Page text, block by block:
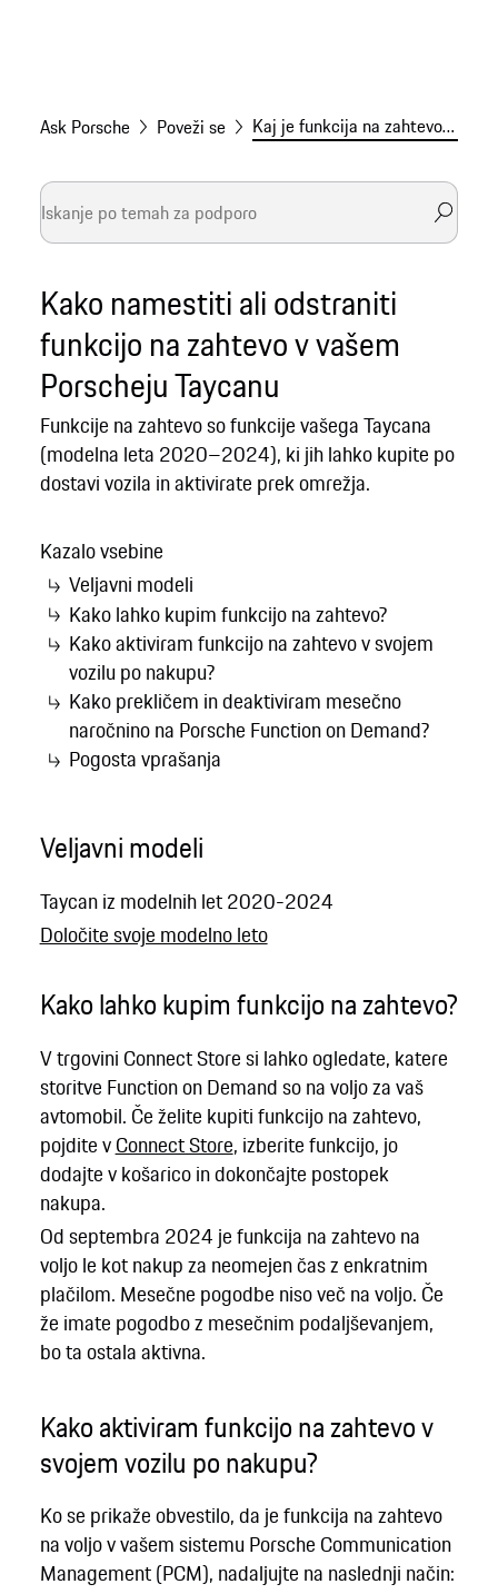
Ask Porsche Poveži se Kaj je funkcija na zahtevo v Porscheju Taycanu?
Kako namestiti ali odstraniti
funkcijo na zahtevo v vašem
Porscheju Taycanu
Funkcije na zahtevo so funkcije vašega Taycana
(modelna leta 2020–2024), ki jih lahko kupite po
dostavi vozila in aktivirate prek omrežja.
Kazalo vsebine
Veljavni modeli
Kako lahko kupim funkcijo na zahtevo?
Kako aktiviram funkcijo na zahtevo v svojem
vozilu po nakupu?
Kako prekličem in deaktiviram mesečno
naročnino na Porsche Function on Demand?
Pogosta vprašanja
Veljavni modeli
Taycan iz modelnih let 2020-2024
Določite svoje modelno leto
Kako lahko kupim funkcijo na zahtevo?
V trgovini Connect Store si lahko ogledate, katere
storitve Function on Demand so na voljo za vaš
avtomobil. Če želite kupiti funkcijo na zahtevo,
pojdite vConnect Store, izberite funkcijo, jo
dodajte v košarico in dokončajte postopek
nakupa.
Od septembra 2024 je funkcija na zahtevo na
voljo le kot nakup za neomejen čas z enkratnim
plačilom. Mesečne pogodbe niso več na voljo. Če
že imate pogodbo z mesečnim podaljševanjem,
bo ta ostala aktivna.
Kako aktiviram funkcijo na zahtevo v
svojem vozilu po nakupu?
Ko se prikaže obvestilo, da je funkcija na zahtevo
na voljo v vašem sistemu Porsche Communication
Management (PCM), nadaljujte na naslednji način: